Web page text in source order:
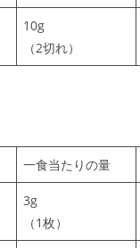
10g
（2切れ）
一食当たりの量
3g
（1枚）